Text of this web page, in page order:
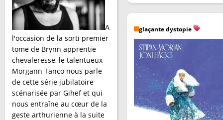
A
l'occasion de la sorti premier
tome de Brynn apprentie
chevaleresse, le talentueux
Morgann Tanco nous parle
de cette série jubilatoire
scénarisée par Gihef et qui
nous entraîne au cœur de la
geste arthurienne à la suite
glaçante dystopie